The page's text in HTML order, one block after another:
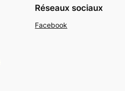
Réseaux sociaux
Facebook